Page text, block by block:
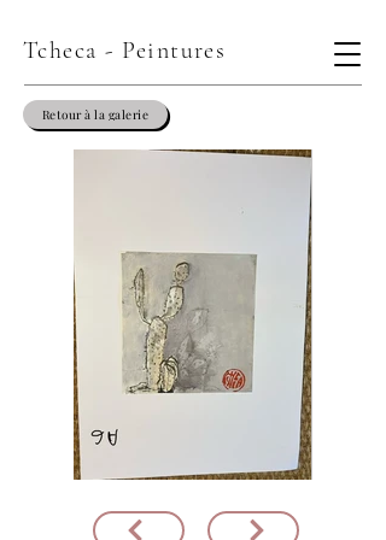
Tcheca - Peintures
Retour à la galerie